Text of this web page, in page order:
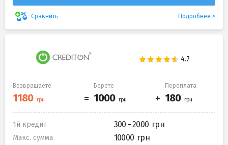
Сравнить Подробнее
Возвращаете Берете Переплата
1й кредит 300 - 2000
Макс. сумма 10000